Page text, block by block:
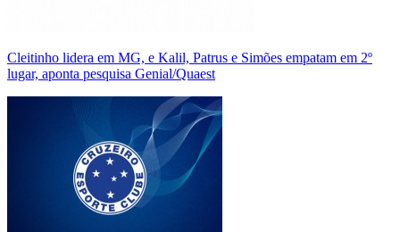
Cleitinho lidera em MG, e Kalil, Patrus e Simões empatam em 2º
lugar, aponta pesquisa Genial/Quaest